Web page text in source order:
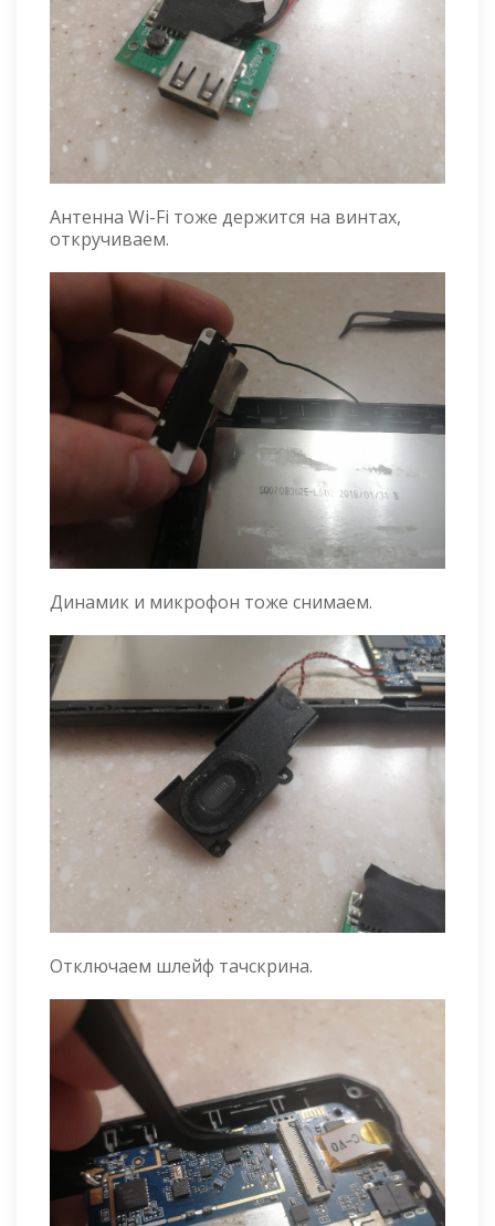
Антенна Wi-Fi тоже держится на винтах,
откручиваем.
Динамик и микрофон тоже снимаем.
Отключаем шлейф тачскрина.